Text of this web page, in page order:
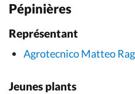
Pépinières
Représentant
Agrotecnico Matteo
Jeunes plants